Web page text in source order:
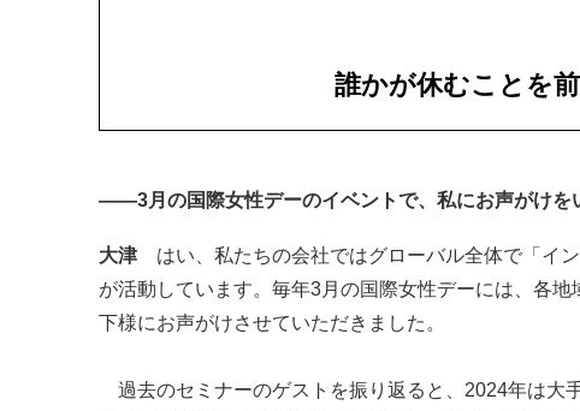
誰かが休むことを
――3月の国際女性デーのイベントで、私にお声がけを
大津 はい、私たちの会社ではグローバル全体で「イ
が活動しています。毎年3月の国際女性デーには、各
下様にお声がけさせていただきました。
過去のセミナーのゲストを振り返ると、2024年は大